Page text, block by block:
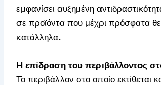
εμφανίσει αυξημένη
σε προϊόντα που μέχρι πρόσφατα
κατάλληλα.
Η επίδραση του περιβάλλοντος
Το περιβάλλον στο οποίο εκτίθεται